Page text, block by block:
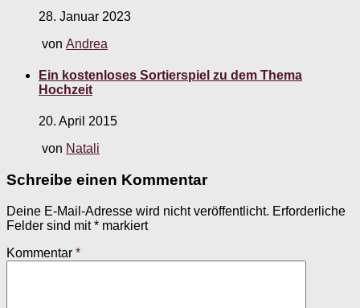
28. Januar 2023
von Andrea
Ein kostenloses Sortierspiel zu dem Thema
Hochzeit
20. April 2015
von Natali
Schreibe einen Kommentar
Deine E-Mail-Adresse wird nicht veröffentlicht. Erforderliche
Felder sind mit* markiert
Kommentar *